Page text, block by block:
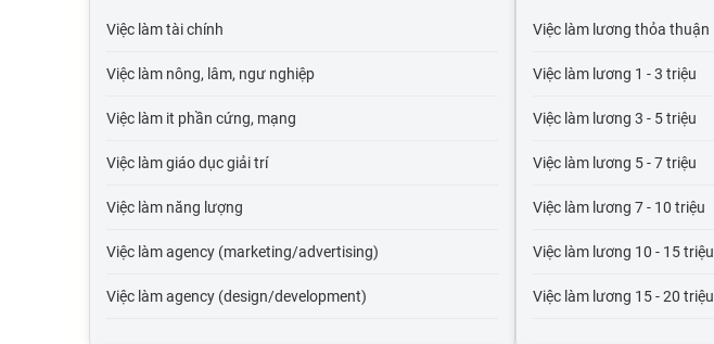
Việc làm tài chính
Việc làm nông, lâm, ngư nghiệp
Việc làm it phần cứng, mạng
Việc làm giáo dục giải trí
Việc làm năng lượng
Việc làm agency (marketing/advertising)
Việc làm agency (design/development)
Việc làm lương thỏa thuận
Việc làm lương 1 - 3 triệu
Việc làm lương 3 - 5 triệu
Việc làm lương 5 - 7 triệu
Việc làm lương 7 - 10 triệu
Việc làm lương 10 - 15 triệu
Việc làm lương 15 - 20 triệu